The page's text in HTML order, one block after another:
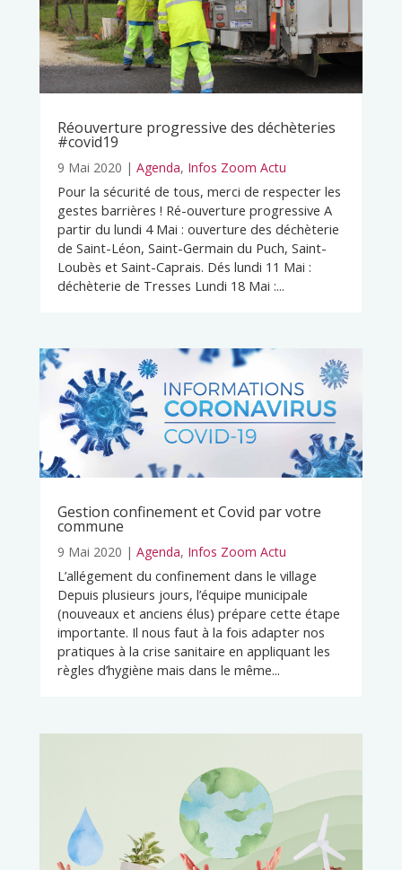
Réouverture progressive des déchèteries
#covid19
9 Mai 2020 | Agenda, Infos Zoom Actu
Pour la sécurité de tous, merci de respecter les
gestes barrières ! Ré-ouverture progressive A
partir du lundi 4 Mai : ouverture des déchèterie
de Saint-Léon, Saint-Germain du Puch, Saint-
Loubès et Saint-Caprais. Dés lundi 11 Mai :
déchèterie de Tresses Lundi 18 Mai :...
Gestion confinement et Covid par votre
commune
9 Mai 2020 | Agenda, Infos Zoom Actu
L’allégement du confinement dans le village
Depuis plusieurs jours, l’équipe municipale
(nouveaux et anciens élus) prépare cette étape
importante. Il nous faut à la fois adapter nos
pratiques à la crise sanitaire en appliquant les
règles d’hygiène mais dans le même...